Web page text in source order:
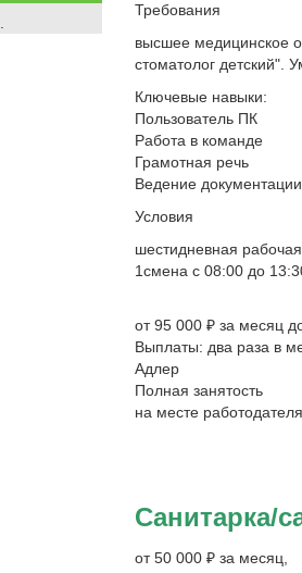
Требования
высшее медицинское
стоматолог детский".
Ключевые навыки:
Пользователь ПК
Работа в команде
Грамотная речь
Ведение документации
Условия
шестидневная
1смена с 08:00 до
от 95 000 ₽ за месяц
Выплаты: два раза в
Адлер
Полная занятость
на месте работодателя
Санитарка/
от 50 000 ₽ за месяц,